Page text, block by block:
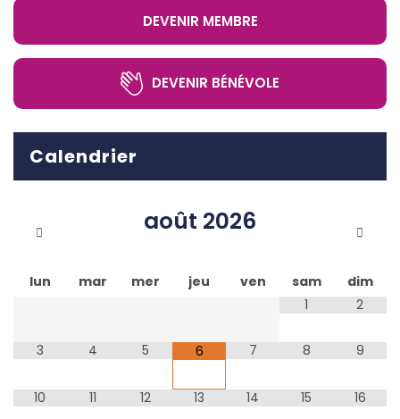
DEVENIR MEMBRE
DEVENIR BÉNÉVOLE
Calendrier
août 2026
lun mar mer jeu ven sam
dim
1
2
3 4 5 6 7 8 9
10 11 12 13 14 15 16